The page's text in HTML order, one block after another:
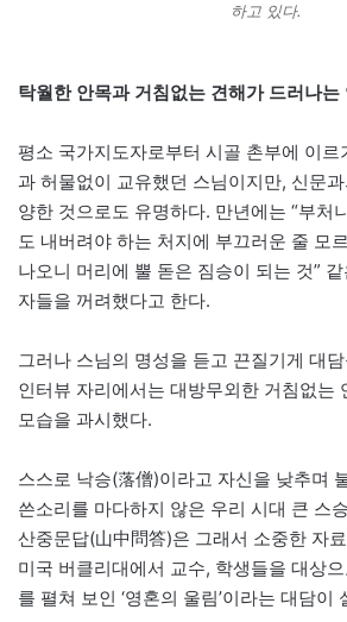
하고 있다.
탁월한 안목과 거침없는 견해가 드러나는
평소 국가지도자로부터 시골 촌부에 이
과 허물없이 교유했던 스님이지만, 신문
양한 것으로도 유명하다. 만년에는 “부처
도 내버려야 하는 처지에 부끄러운 줄 모
나오니 머리에 뿔 돋은 짐승이 되는 것”
자들을 꺼려했다고 한다.
그러나 스님의 명성을 듣고 끈질기게 대
인터뷰 자리에서는 대방무외한 거침없는
모습을 과시했다.
스스로 낙승(落僧)이라고 자신을 낮추며
쓴소리를 마다하지 않은 우리 시대 큰 스
산중문답(山中問答)은 그래서 소중한 자
미국 버클리대에서 교수, 학생들을 대상
를 펼쳐 보인 ‘영혼의 울림’이라는 대담이